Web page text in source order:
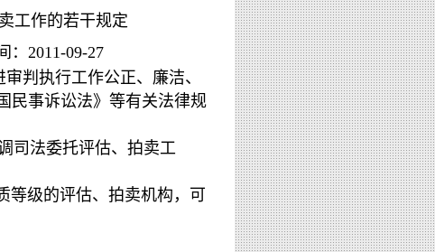
工作的若干规定
2011-09-27
判执行工作公正、廉洁、
民事诉讼法》等有关法律规
法委托评估、拍卖工
级的评估、拍卖机构，可